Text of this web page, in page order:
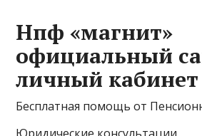
Нпф «магнит»
официальный
личный кабинет
Бесплатная помощь от
Юридические консультации